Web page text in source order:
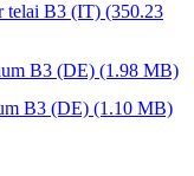
telai B3 (IT) (350.23
B3 (DE) (1.98 MB)
B3 (DE) (1.10 MB)